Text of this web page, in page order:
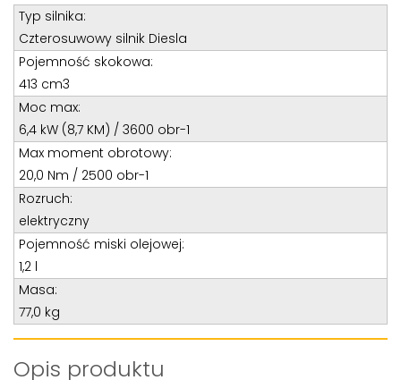
Tel: 32 275 32 26 wew. 20
Kom:+48 601 750 464
E-mail:
Tomasz Bochenek
Teren całego kraju
Specjalista d/s sprzedaż maszyn i urządzeń
Tel: 32 275 32 26 wew. 21
Kom:
E-mail:
Typ silnika:
Czterosuwowy silnik Diesla
Pojemność skokowa:
413 cm3
Moc max:
6,4 kW (8,7 KM) / 3600 obr-1
Max moment obrotowy:
20,0 Nm / 2500 obr-1
Rozruch:
elektryczny
Pojemność miski olejowej:
1,2 l
Masa:
77,0 kg
Opis produktu